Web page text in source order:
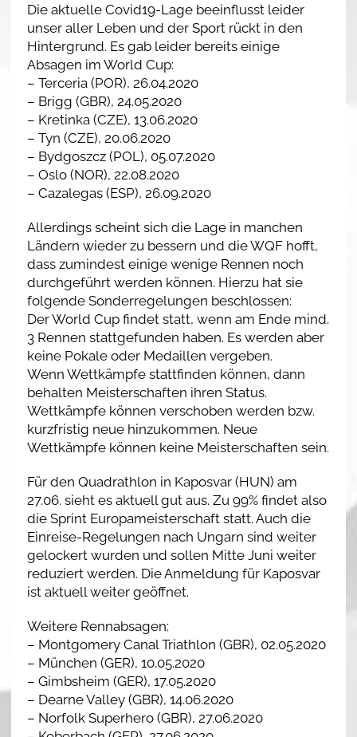
Die aktuelle Covid19-Lage beeinflusst leider
unser aller Leben und der Sport rückt in den
Hintergrund. Es gab leider bereits einige
Absagen im World Cup:
– Terceria (POR), 26.04.2020
– Brigg (GBR), 24.05.2020
– Kretinka (CZE), 13.06.2020
– Tyn (CZE), 20.06.2020
– Bydgoszcz (POL), 05.07.2020
– Oslo (NOR), 22.08.2020
– Cazalegas (ESP), 26.09.2020
Allerdings scheint sich die Lage in manchen
Ländern wieder zu bessern und die WQF hofft,
dass zumindest einige wenige Rennen noch
durchgeführt werden können. Hierzu hat sie
folgende Sonderregelungen beschlossen:
Der World Cup findet statt, wenn am Ende mind.
3 Rennen stattgefunden haben. Es werden aber
keine Pokale oder Medaillen vergeben.
Wenn Wettkämpfe stattfinden können, dann
behalten Meisterschaften ihren Status.
Wettkämpfe können verschoben werden bzw.
kurzfristig neue hinzukommen. Neue
Wettkämpfe können keine Meisterschaften sein.
Für den Quadrathlon in Kaposvar (HUN) am
27.06. sieht es aktuell gut aus. Zu 99% findet also
die Sprint Europameisterschaft statt. Auch die
Einreise-Regelungen nach Ungarn sind weiter
gelockert wurden und sollen Mitte Juni weiter
reduziert werden. Die Anmeldung für Kaposvar
ist aktuell weiter geöffnet.
Weitere Rennabsagen:
– Montgomery Canal Triathlon (GBR), 02.05.2020
– München (GER), 10.05.2020
– Gimbsheim (GER), 17.05.2020
– Dearne Valley (GBR), 14.06.2020
– Norfolk Superhero (GBR), 27.06.2020